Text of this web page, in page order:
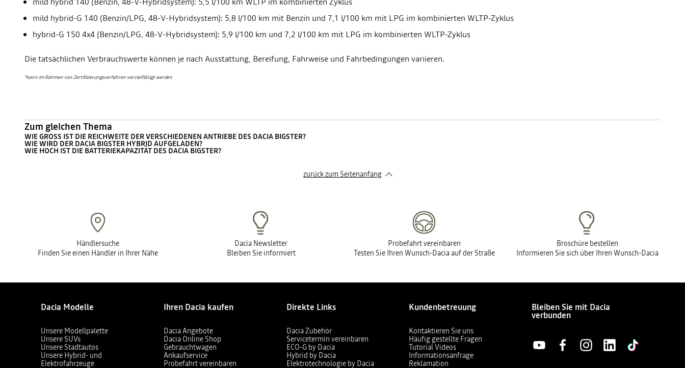
mild hybrid-G 140 (Benzin/LPG, 48-V-Hybridsystem): 5,8 l/100 km mit Benzin und 7,1 l/100 km mit LPG im kombinierten WLTP-Zyklus
hybrid-G 150 4x4 (Benzin/LPG, 48-V-Hybridsystem): 5,9 l/100 km und 7,2 l/100 km mit LPG im kombinierten WLTP-Zyklus
Die tatsächlichen Verbrauchswerte können je nach Ausstattung, Bereifung, Fahrweise und Fahrbedingungen variieren.
*kann im Rahmen von Zertifizierungsverfahren vervielfältigt werden
Zum gleichen Thema
WIE GROSS IST DIE REICHWEITE DER VERSCHIEDENEN ANTRIEBE DES DACIA BIGSTER?
WIE WIRD DER DACIA BIGSTER HYBRID AUFGELADEN?
WIE HOCH IST DIE BATTERIEKAPAZITÄT DES DACIA BIGSTER?
zurück zum Seitenanfang
Händlersuche
Finden Sie einen Händler in Ihrer Nähe
Dacia Newsletter
Bleiben Sie informiert
Probefahrt vereinbaren
Testen Sie Ihren Wunsch-Dacia auf der Straße
Broschüre bestellen
Informieren Sie sich über Ihren Wunsch-Dacia
Dacia Modelle
Unsere Modellpalette
Unsere SUVs
Unsere Stadtautos
Unsere Hybrid- und
Elektrofahrzeuge
Ihren Dacia kaufen
Dacia Angebote
Dacia Online Shop
Gebrauchtwagen
Ankaufservice
Probefahrt vereinbaren
Direkte Links
Dacia Zubehör
Servicetermin vereinbaren
ECO-G by Dacia
Hybrid by Dacia
Elektrotechnologie by Dacia
Kundenbetreuung
Kontaktieren Sie uns
Häufig gestellte Fragen
Tutorial Videos
Informationsanfrage
Reklamation
Bleiben Sie mit Dacia
verbunden